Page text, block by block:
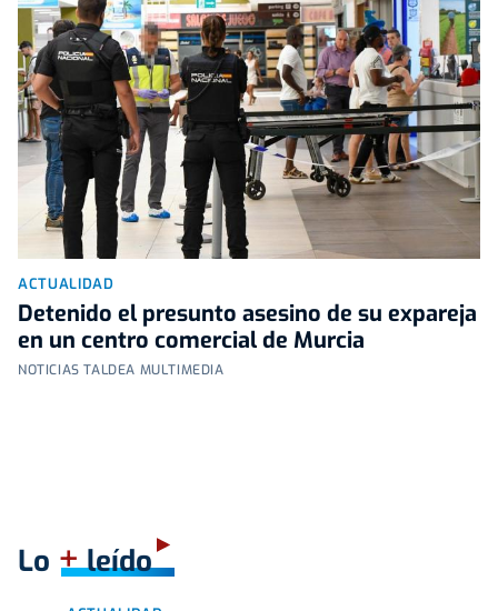
ACTUALIDAD
Detenido el presunto asesino de su expareja
en un centro comercial de Murcia
NOTICIAS TALDEA MULTIMEDIA
Lo +leído